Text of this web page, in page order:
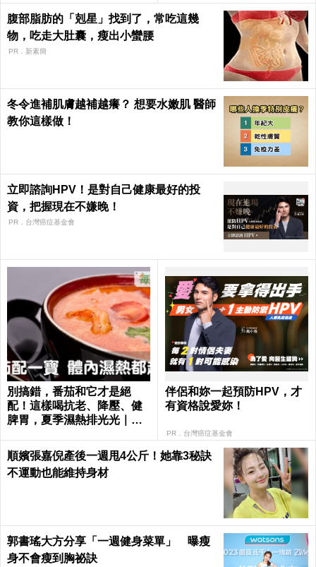
腹部脂肪的「剋星」找到了，常吃這幾
物，吃走大肚囊，瘦出小蠻腰
PR．新素簡
冬令進補肌膚越補越癢？ 想要水嫩肌 醫師
教你這樣做！
立即諮詢HPV！是對自己健康最好的投
資，把握現在不嫌晚！
PR．台灣癌症基金會
別搞錯，番茄和它才是絕
配！這樣喝抗老、降壓、健
脾胃，夏季濕熱排光光｜每
伴侶和妳一起預防HPV，才
有資格說愛妳！
PR．台灣癌症基金會
順嬪張嘉倪產後一週甩4公斤！她靠3秘訣
不運動也能維持身材
郭書瑤大方分享「一週健身菜單」 曝瘦
身不會瘦到胸祕訣